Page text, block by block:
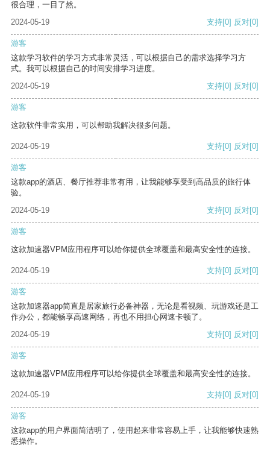
很合理，一目了然。
2024-05-19
支持[0] 反对[0]
游客
这款学习软件的学习方式非常灵活，可以根据自己的需求选择学习方
式。我可以根据自己的时间安排学习进度。
2024-05-19
支持[0] 反对[0]
游客
这款软件非常实用，可以帮助我解决很多问题。
2024-05-19 支持[0] 反对[0]
游客
这款app的酒店、餐厅推荐非常有用，让我能够享受到高品质的旅行体
验。
2024-05-19
支持[0] 反对[0]
游客
这款加速器VPM应用程序可以给你提供全球覆盖和最高安全性的连接。
2024-05-19 支持[0] 反对[0]
游客
这款加速器app简直是居家旅行必备神器，无论是看视频、玩游戏还是工
作办公，都能畅享高速网络，再也不用担心网速卡顿了。
2024-05-19
支持[0] 反对[0]
游客
这款加速器VPM应用程序可以给你提供全球覆盖和最高安全性的连接。
2024-05-19 支持[0] 反对[0]
游客
这款app的用户界面简洁明了，使用起来非常容易上手，让我能够快速熟
悉操作。